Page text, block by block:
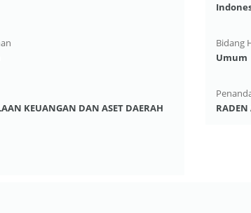
Bidang
Umum
KEUANGAN DAN ASET DAERAH
RADEN